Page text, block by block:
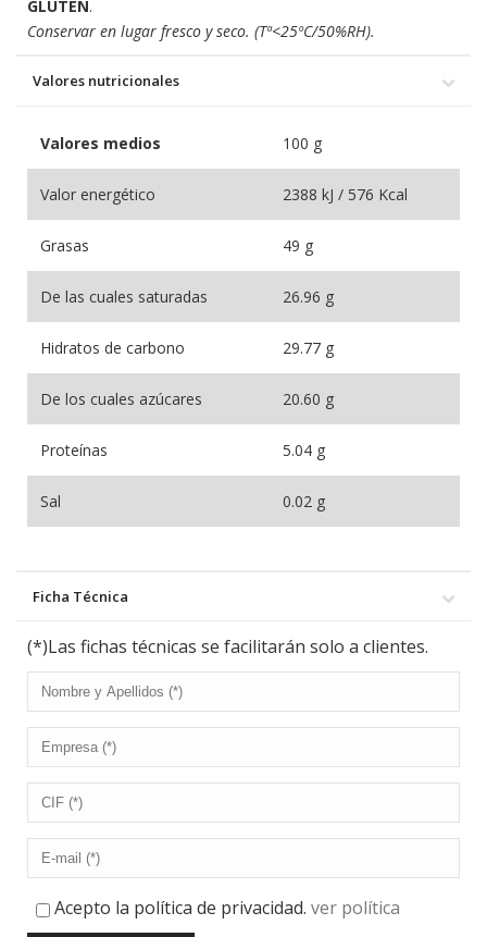
GLUTEN.
Conservar en lugar fresco y seco. (Tª<25ºC/50%RH).
Valores nutricionales
Valores medios 100 g
Valor energético 2388 kJ / 576 Kcal
Grasas 49 g
De las cuales saturadas 26.96 g
Hidratos de carbono 29.77 g
De los cuales azúcares 20.60 g
Proteínas 5.04 g
Sal 0.02 g
Ficha Técnica
(*)Las fichas técnicas se facilitarán solo a clientes.
Acepto la política de privacidad. ver política